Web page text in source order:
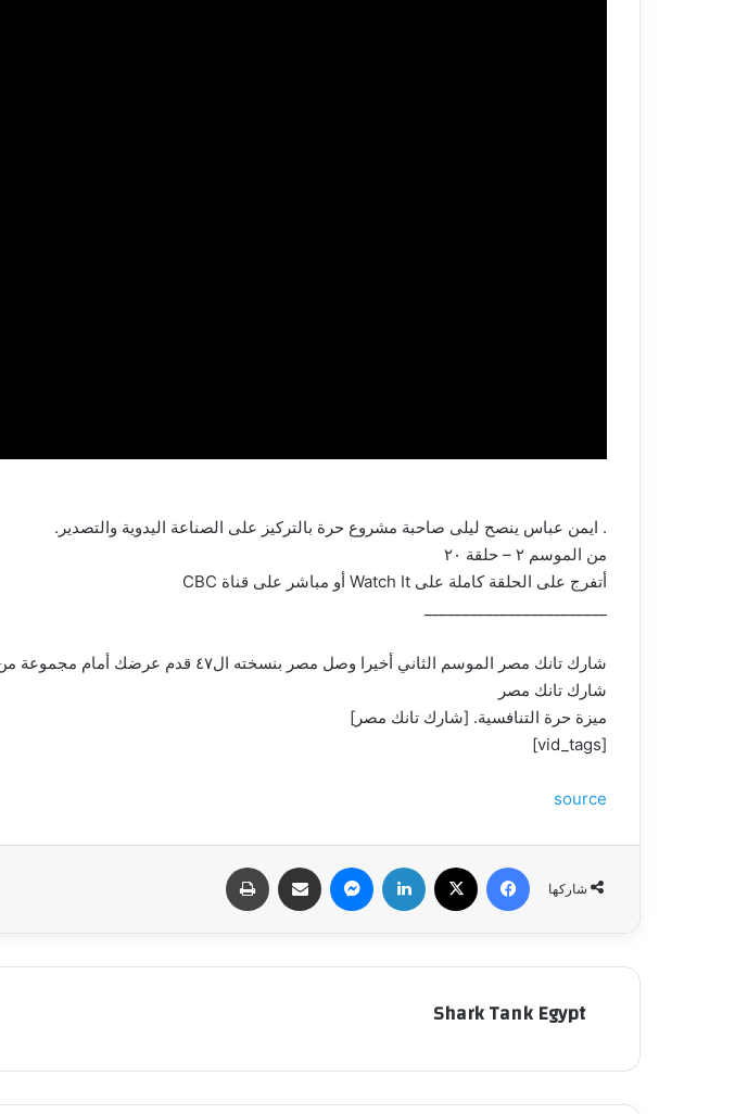
. ايمن عباس ينصح ليلى صاحبة مشروع حرة بالتركيز على الصناعة اليدوية والتصدير.
من الموسم ٢ – حلقة ٢٠
أتفرج على الحلقة كاملة على Watch It أو مباشر على قناة CBC
شارك تانك مصر الموسم الثاني أخيرا وصل مصر بنسخته ال٤٧ قدم عرضك أمام مجموعة من أهم رجال الأعمال المصريين واختار منهم شريكك لتحقيق حلمك.
شارك تانك مصر
ميزة حرة التنافسية. [شارك تانك مصر]
[vid_tags]
source
شاركها
فيسبوك لينكدإن ماسنجر مشاركة عبر البريد
Shark Tank Egypt